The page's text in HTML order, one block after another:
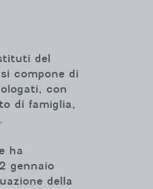
del
compone di
con
di famiglia,
ha
gennaio
della